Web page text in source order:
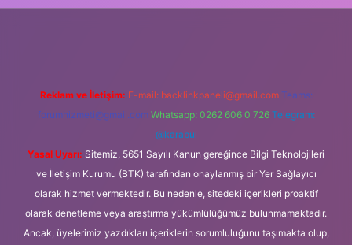
Reklam ve İletişim: E-mail: backlinkpaneli@gmail.com Teams:
forumhizmeti@gmail.com Whatsapp: 0262 606 0 726 Telegram:
@karabul
Yasal Uyarı: Sitemiz, 5651 Sayılı Kanun gereğince Bilgi Teknolojileri
ve İletişim Kurumu (BTK) tarafından onaylanmış bir Yer Sağlayıcı
olarak hizmet vermektedir. Bu nedenle, sitedeki içerikleri proaktif
olarak denetleme veya araştırma yükümlülüğümüz bulunmamaktadır.
Ancak, üyelerimiz yazdıkları içeriklerin sorumluluğunu taşımakta olup,